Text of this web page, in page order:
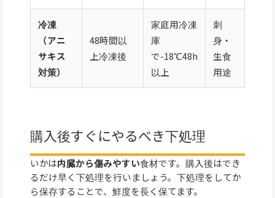
冷凍
（アニ
サキス
対策）
48時間以
上冷凍後
家庭用冷凍
庫
で-18℃48h
以上
刺
身・
生食
用途
購入後すぐにやるべき下処理
いかは内臓から傷みやすい食材です。購入後はでき
るだけ早く下処理を行いましょう。下処理をしてか
ら保存することで、鮮度を長く保てます。